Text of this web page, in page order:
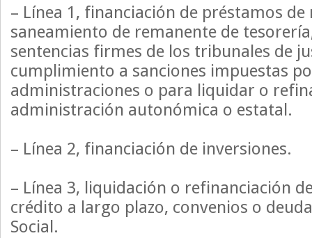
– Línea 1, financiación de préstamos
saneamiento de remanente de
sentencias firmes de los tribunales de
cumplimiento a sanciones impuestas
administraciones o para liquidar o
administración autonómica o estatal.
– Línea 2, financiación de inversiones.
– Línea 3, liquidación o refinanciación
crédito a largo plazo, convenios o
Social.